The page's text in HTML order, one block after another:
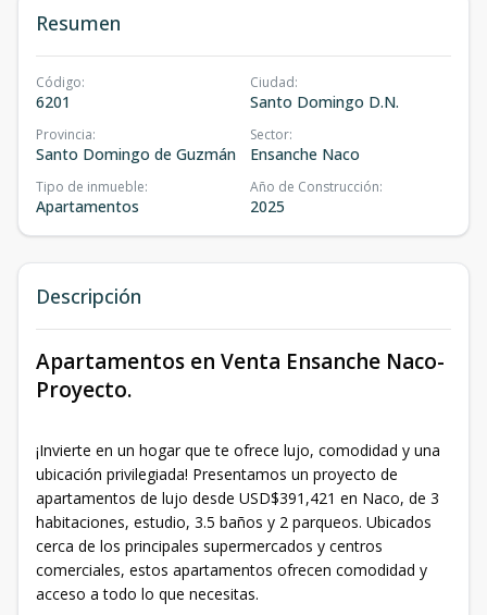
Resumen
Código:
6201
Ciudad:
Santo Domingo D.N.
Provincia:
Santo Domingo de Guzmán
Sector:
Ensanche Naco
Tipo de inmueble:
Apartamentos
Año de Construcción:
2025
Descripción
Apartamentos en Venta Ensanche Naco-
Proyecto.
¡Invierte en un hogar que te ofrece lujo, comodidad y una
ubicación privilegiada! Presentamos un proyecto de
apartamentos de lujo desde USD$391,421 en Naco, de 3
habitaciones, estudio, 3.5 baños y 2 parqueos. Ubicados
cerca de los principales supermercados y centros
comerciales, estos apartamentos ofrecen comodidad y
acceso a todo lo que necesitas.